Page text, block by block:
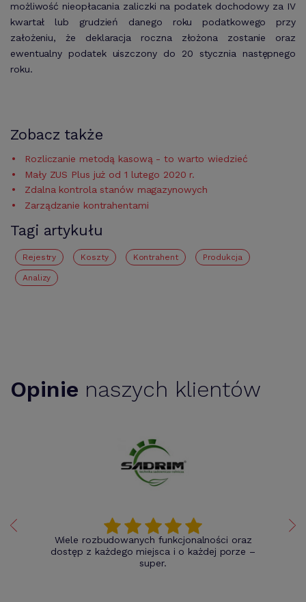
możliwość nieopłacania zaliczki na podatek dochodowy za IV
kwartał lub grudzień danego roku podatkowego przy
założeniu, że deklaracja roczna złożona zostanie oraz
ewentualny podatek uiszczony do 20 stycznia następnego
roku.
Zobacz także
Rozliczanie metodą kasową - to warto wiedzieć
Mały ZUS Plus już od 1 lutego 2020 r.
Zdalna kontrola stanów magazynowych
Zarządzanie kontrahentami
Tagi artykułu
Rejestry koszty Kontrahent Produkcja
Analizy
Opinie naszych klientów
Wiele rozbudowanych funkcjonalności oraz
dostęp z każdego miejsca i o każdej porze –
super.